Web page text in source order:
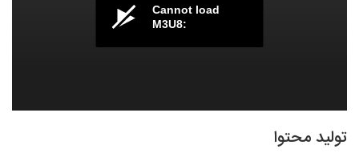
Cannot load
M3U8:
تولید محتوا